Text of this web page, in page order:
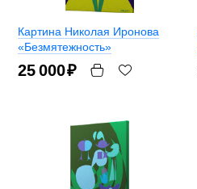
Картина Николая Иронова
«Безмятежность»
25 000₽